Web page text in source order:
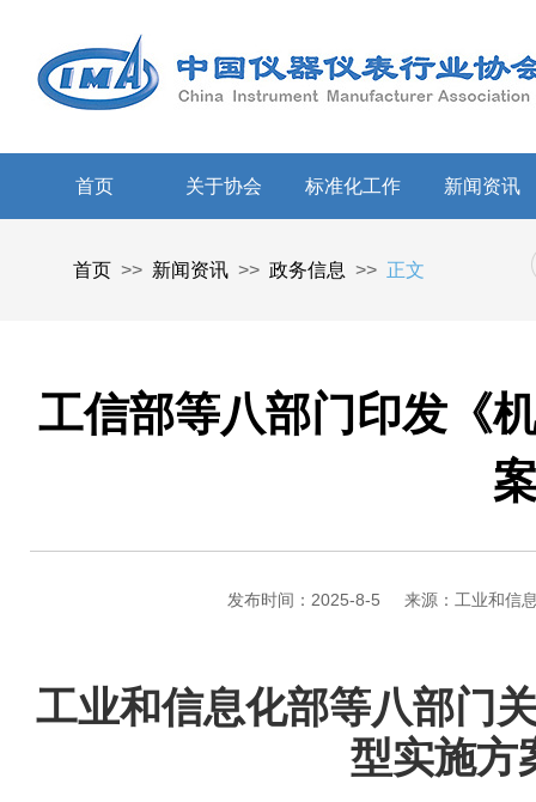
首页 关于协会 标准化工作 新闻资讯
首页 >> 新闻资讯 >> 政务信息 >> 正文
工信部等八部门印发《
发布时间：2025-8-5 来源：工业和信
工业和信息化部等八部门
型实施方